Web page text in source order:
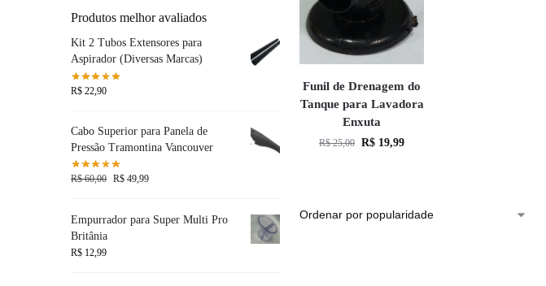
Funil de Drenagem do
Tanque para Lavadora
Enxuta
R$25,00 R$ 19,99
Produtos melhor avaliados
Kit 2 Tubos Extensores para
Aspirador (Diversas Marcas)
R$ 22,90
Cabo Superior para Panela de
Pressão Tramontina Vancouver
R$60,00 R$ 49,99
Empurrador para Super Multi Pro
Britânia
R$ 12,99